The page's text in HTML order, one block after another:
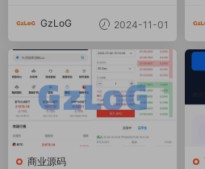
GzLoG 2024-11-01
商业源码